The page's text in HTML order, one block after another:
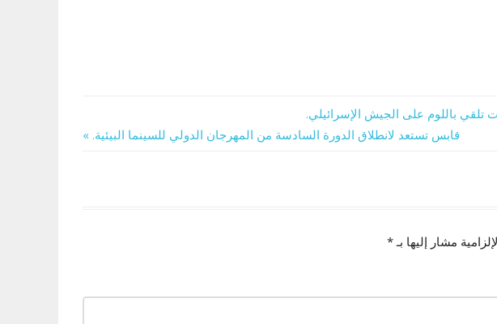
تلقي باللوم على الجيش الإسرائيلي.
Next
قابس تستعد لانطلاق الدورة السادسة من المهرجان الدولي للسينما البيئية.
مشار إليها بـ*